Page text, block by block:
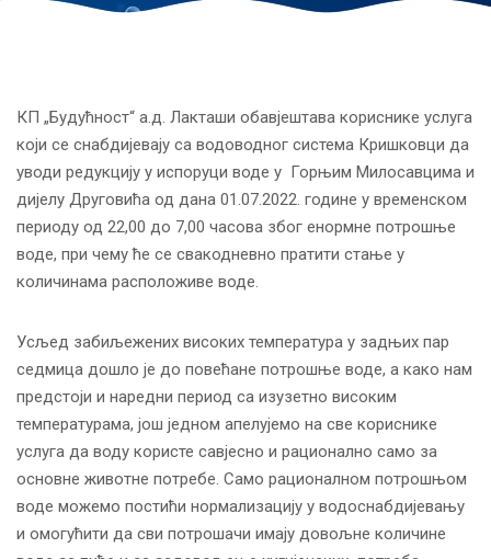
КП „Будућност“ а.д. Лакташи обавјештава кориснике услуга
који се снабдијевају са водоводног система Кришковци да
уводи редукцију у испоруци воде у Горњим Милосавцима и
дијелу Друговића од дана 01.07.2022. године у временском
периоду од 22,00 до 7,00 часова због енормне потрошње
воде, при чему ће се свакодневно пратити стање у
количинама расположиве воде.
Усљед забиљежених високих температура у задњих пар
седмица дошло је до повећане потрошње воде, а како нам
предстоји и наредни период са изузетно високим
температурама, још једном апелујемо на све кориснике
услуга да воду користе савјесно и рационално само за
основне животне потребе. Само рационалном потрошњом
воде можемо постићи нормализацију у водоснабдијевању
и омогућити да сви потрошачи имају довољне количине